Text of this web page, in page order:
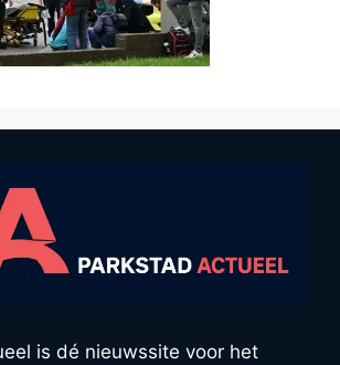
is dé nieuwssite voor het